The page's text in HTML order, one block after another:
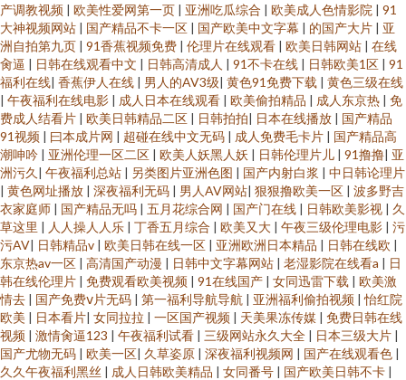
乱情 91小仙女丝袜 微拍福利888 久久涩激情 91永久 熟女探花在线 福利姬91
福利在线 日本18禁黄色 91晚间福利社 新91视频福利 福利网址在线视频观看
老湿青青草 国产av网站 99成人五码人妻 久久精品8 熟女视频91九色 在线求
艹 91国产黑丝足交 国产精品99久久 91抖音官网 91传媒magnet 先锋最新资
源av在线 先锋最新资源av在线 激情六月天婷婷 国产视频第3页 后入大雷黑丝
美女 亚韩视频欧美亚视频 91黄色视频在线观看 色情人妖伪娘一区 国产福利
tv 91久久人人操人妻 日韩阿v片在线观看 久久国产精品久久 www91看片 国
产永久线路 超踫三级片 91豆花直播漏点 日本欧美大片 成人91 91超碰在线最
产调教视频 | 欧美性爱网第一页 | 亚洲吃瓜综合 | 欧美成人色情影院 | 91
大神视频网站 | 国产精品不卡一区 | 国产欧美中文字幕 | 的国产大片 | 亚
洲自拍第九页 | 91香蕉视频免费 | 伦理片在线观看 | 欧美日韩网站 | 在线
肏逼 | 日韩在线观看中文 | 日韩高清成人 | 91不卡在线 | 日韩欧美1区 | 91
福利在线| 香蕉伊人在线 | 男人的AV3级| 黄色91免费下载 | 黄色三级在线
| 午夜福利在线电影 | 成人日本在线观看 | 欧美偷拍精品 | 成人东京热 | 免
费成人结看片 | 欧美日韩精品二区 | 日韩拍拍| 日本在线播放 | 国产精品
91视频 | 曰本成片网 | 超碰在线中文无码 | 成人免费毛卡片 | 国产精品高
潮呻吟 | 亚洲伦理一区二区 | 欧美人妖黑人妖 | 日韩伦理片儿 | 91撸撸| 亚
洲污久 | 午夜福利总站 | 另类图片亚洲色图 | 国产内射白浆 | 中日韩论理片
| 黄色网址播放 | 深夜福利无码 | 男人AV网站| 狠狠撸欧美一区 | 波多野吉
衣家庭师 | 国产精品无吗 | 五月花综合网 | 国产门在线 | 日韩欧美影视 | 久
草这里 | 人人操人人乐 | 丁香五月综合 | 欧美又大 | 午夜三级伦理电影 | 污
污AV| 日韩精品v | 欧美日韩在线一区 | 亚洲欧洲日本精品 | 日韩在线欧 |
东京热av一区 | 高清国产动漫 | 日韩中文字幕网站 | 老湿影院在线看a | 日
韩在线伦理片 | 免费观看欧美视频 | 91在线国产 | 女同迅雷下载 | 欧美激
情去 | 国产免费ⅴ片无码 | 第一福利导航导航 | 亚洲福利偷拍视频 |怡红院
欧美 | 日本看片| 女同拉拉 | 一区国产视频 | 天美果冻传媒 | 免费日韩在线
视频 | 激情肏逼123 | 午夜福利试看 | 三级网站永久大全 | 日本三级大片 |
国产尤物无码 | 欧美一区| 久草姿原 | 深夜福利视频网 | 国产在线观看色 |
久久午夜福利黑丝 | 成人日韩欧美精品 | 女同番号 | 国产欧美日韩不卡 |